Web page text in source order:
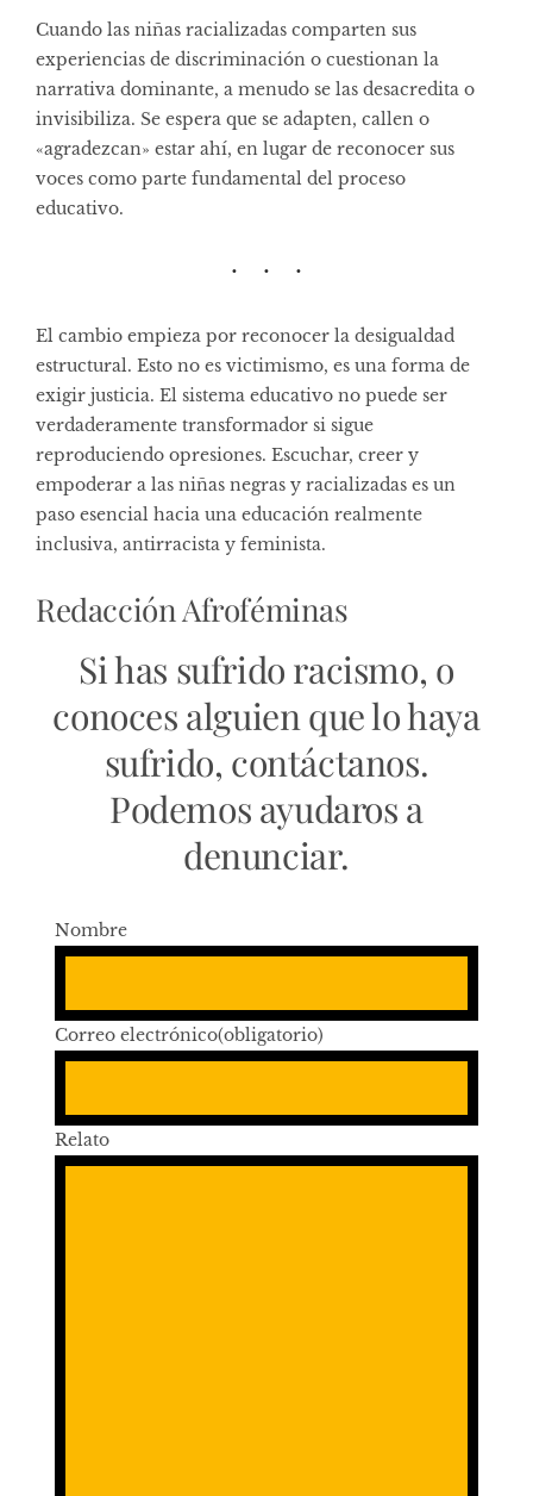
Cuando las niñas racializadas comparten sus
experiencias de discriminación o cuestionan la
narrativa dominante, a menudo se las desacredita o
invisibiliza. Se espera que se adapten, callen o
«agradezcan» estar ahí, en lugar de reconocer sus
voces como parte fundamental del proceso
educativo.
El cambio empieza por reconocer la desigualdad
estructural. Esto no es victimismo, es una forma de
exigir justicia. El sistema educativo no puede ser
verdaderamente transformador si sigue
reproduciendo opresiones. Escuchar, creer y
empoderar a las niñas negras y racializadas es un
paso esencial hacia una educación realmente
inclusiva, antirracista y feminista.
Redacción Afroféminas
Si has sufrido racismo, o
conoces alguien que lo haya
sufrido, contáctanos.
Podemos ayudaros a
denunciar.
Nombre
Correo electrónico(obligatorio)
Relato